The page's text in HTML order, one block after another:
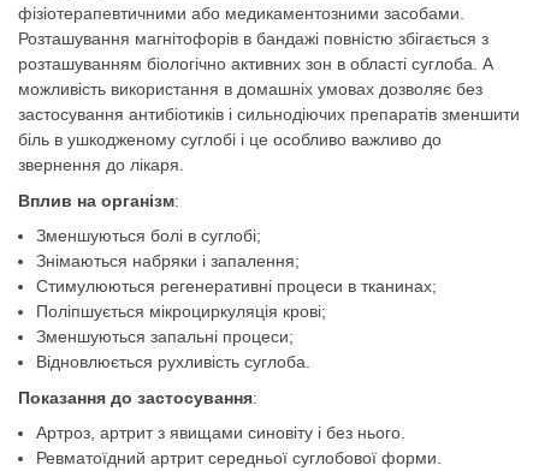
фізіотерапевтичними або медикаментозними засобами.
Розташування магнітофорів в бандажі повністю збігається з
розташуванням біологічно активних зон в області суглоба. А
можливість використання в домашніх умовах дозволяє без
застосування антибіотиків і сильнодіючих препаратів зменшити
біль в ушкодженому суглобі і це особливо важливо до
звернення до лікаря.
Вплив на організм:
Зменшуються болі в суглобі;
Знімаються набряки і запалення;
Стимулюються регенеративні процеси в тканинах;
Поліпшується мікроциркуляція крові;
Зменшуються запальні процеси;
Відновлюється рухливість суглоба.
Показання до застосування:
Артроз, артрит з явищами синовіту і без нього.
Ревматоїдний артрит середньої суглобової форми.